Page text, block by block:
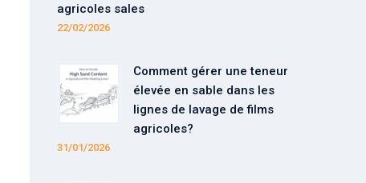
agricoles sales
22/02/2026
Comment gérer une teneur
élevée en sable dans les
lignes de lavage de films
agricoles?
31/01/2026